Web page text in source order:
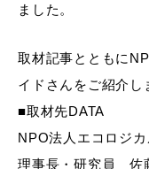
ました。
取材記事とともに
イドさんをご紹介し
■取材先DATA
NPO法人エコロジ
理事長・研究員 佐